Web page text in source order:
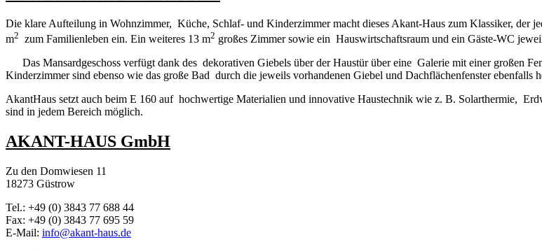
Die klare Aufteilung in Wohnzimmer, Küche, Schlaf- und Kinderzimmer macht dieses Akant-Haus zum Klassiker, der
m2 zum Familienleben ein. Ein weiteres 13 m2 großes Zimmer sowie ein Hauswirtschaftsraum und ein Gäste-WC
Das Mansardgeschoss verfügt dank des dekorativen Giebels über der Haustür über eine Galerie mit einer großen
Kinderzimmer sind ebenso wie das große Bad durch die jeweils vorhandenen Giebel und Dachflächenfenster ebenfalls
AkantHaus setzt auch beim E 160 auf hochwertige Materialien und innovative Haustechnik wie z. B. Solarthermie,
sind in jedem Bereich möglich.
AKANT-HAUS GmbH
Zu den Domwiesen 11
18273 Güstrow
Tel.: +49 (0) 3843 77 688 44
Fax: +49 (0) 3843 77 695 59
E-Mail: info@akant-haus.de